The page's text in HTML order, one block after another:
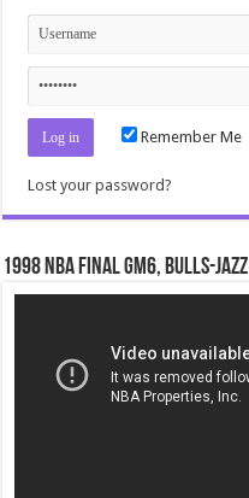
Remember Me
Lost your password?
1998 NBA Final gm6, Bulls-Jazz